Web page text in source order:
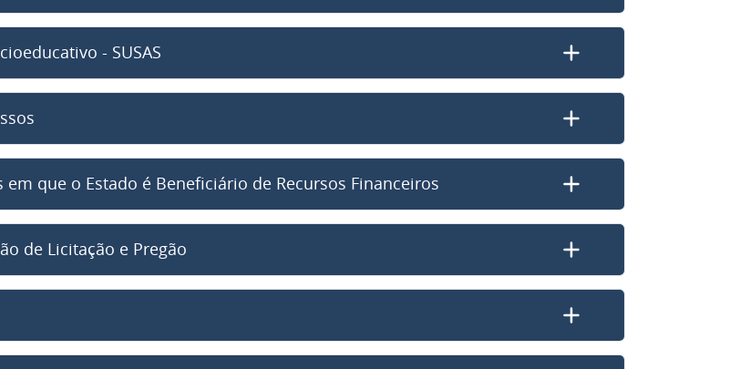
- SUSAS
que o Estado é Beneficiário de Recursos Financeiros
de Licitação e Pregão